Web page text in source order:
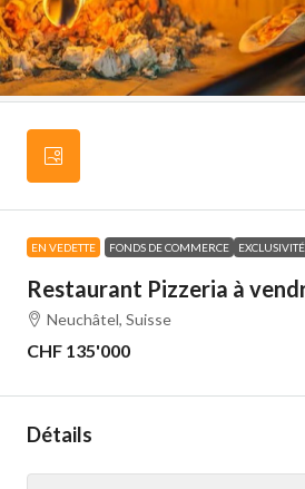
EN VEDETTE FONDS DE COMMERCE EXCLUSIVITÉ
Restaurant Pizzeria à
Neuchâtel, Suisse
CHF 135'000
Détails